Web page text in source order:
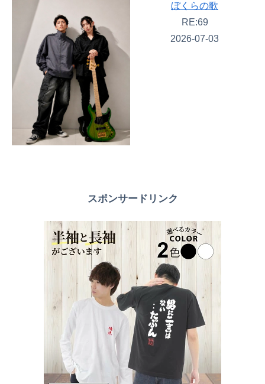
ぼくらの歌
RE:69
2026-07-03
スポンサードリンク